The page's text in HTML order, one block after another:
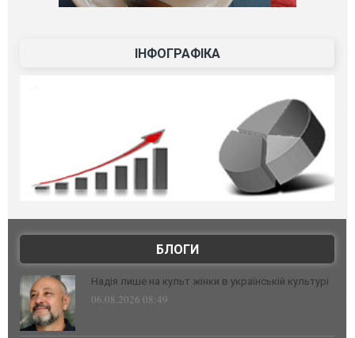
ІНФОГРАФІКА
БЛОГИ
Надія лише на культ жінки в українській культурі
06.08.2026 08:49